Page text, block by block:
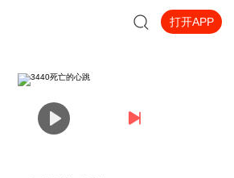
打开APP